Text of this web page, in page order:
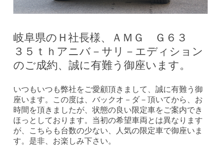
岐阜県のＨ社長様、ＡＭＧ Ｇ６３
３５ｔｈアニバ－サリ－エディション
のご成約、誠に有難う御座います。
いつもいつも弊社をご愛顧頂きまして、誠に有難う御
座います。この度は、バックオ－ダ－頂いてから、お
時間を頂きましたが、状態の良い限定車をご案内でき
ほっとしております。当初の希望車両とは異なります
が、こちらも台数の少ない、人気の限定車で御座いま
す。是非、お楽しみ下さい。